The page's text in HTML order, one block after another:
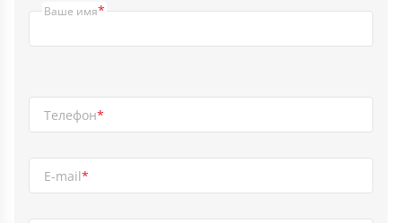
Ваше имя*
Телефон*
E-mail*